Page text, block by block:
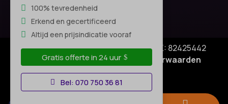
100% tevredenheid
Erkend en gecertificeerd
Altijd een prijsindicatie vooraf
Gratis offerte in 24 uur
Bel: 070 750 36 81
© Copyright SA Elektro Experts - KVK: 82425442
Privacyverklaring|Algemene voorwaarden
Disclaimer–